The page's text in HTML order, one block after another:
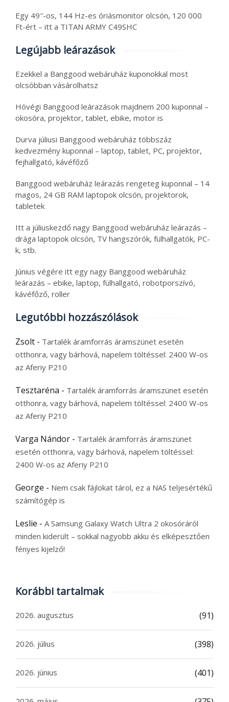
Egy 49″-os, 144 Hz-es óriásmonitor olcsón, 120 000
Ft-ért – itt a TITAN ARMY C49SHC
Legújabb leárazások
Ezekkel a Banggood webáruház kuponokkal most
olcsóbban vásárolhatsz
Hóvégi Banggood leárazások majdnem 200 kuponnal –
okosóra, projektor, tablet, ebike, motor is
Durva júliusi Banggood webáruház többszáz
kedvezmény kuponnal – laptop, tablet, PC, projektor,
fejhallgató, kávéfőző
Banggood webáruház leárazás rengeteg kuponnal – 14
magos, 24 GB RAM laptopok olcsón, projektorok,
tabletek
Itt a júliuskezdő nagy Banggood webáruház leárazás –
drága laptopok olcsón, TV hangszórók, fülhallgatók, PC-
k, stb.
Június végére itt egy nagy Banggood webáruház
leárazás – ebike, laptop, fülhallgató, robotporszívó,
kávéfőző, roller
Legutóbbi hozzászólások
Zsolt - Tartalék áramforrás áramszünet esetén
otthonra, vagy bárhová, napelem töltéssel: 2400 W-os
az Aferiy P210
Tesztaréna - Tartalék áramforrás áramszünet esetén
otthonra, vagy bárhová, napelem töltéssel: 2400 W-os
az Aferiy P210
Varga Nándor - Tartalék áramforrás áramszünet
esetén otthonra, vagy bárhová, napelem töltéssel:
2400 W-os az Aferiy P210
George - Nem csak fájlokat tárol, ez a NAS teljesértékű
számítógép is
Leslie - A Samsung Galaxy Watch Ultra 2 okosóráról
minden kiderült – sokkal nagyobb akku és elképesztően
fényes kijelző!
Korábbi tartalmak
2026. augusztus (91)
2026. július (398)
2026. június (401)